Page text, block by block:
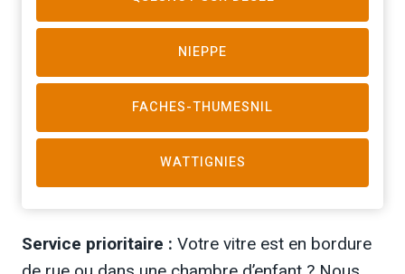
NIEPPE
FACHES-THUMESNIL
WATTIGNIES
Service prioritaire : Votre vitre est en bordure